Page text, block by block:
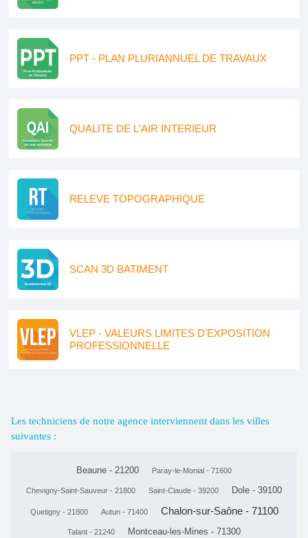
PPT - PLAN PLURIANNUEL DE TRAVAUX
QUALITE DE L'AIR INTERIEUR
RELEVE TOPOGRAPHIQUE
SCAN 3D BATIMENT
VLEP - VALEURS LIMITES D'EXPOSITION
PROFESSIONNELLE
Les techniciens de notre agence interviennent dans les villes
suivantes :
Beaune - 21200 Paray-le-Monial - 71600
Chevigny-Saint-Sauveur - 21800 Saint-Claude - 39200 Dole - 39100
Quetigny - 21800 Autun - 71400 Chalon-sur-Saône - 71100
Talant - 21240 Montceau-les-Mines - 71300